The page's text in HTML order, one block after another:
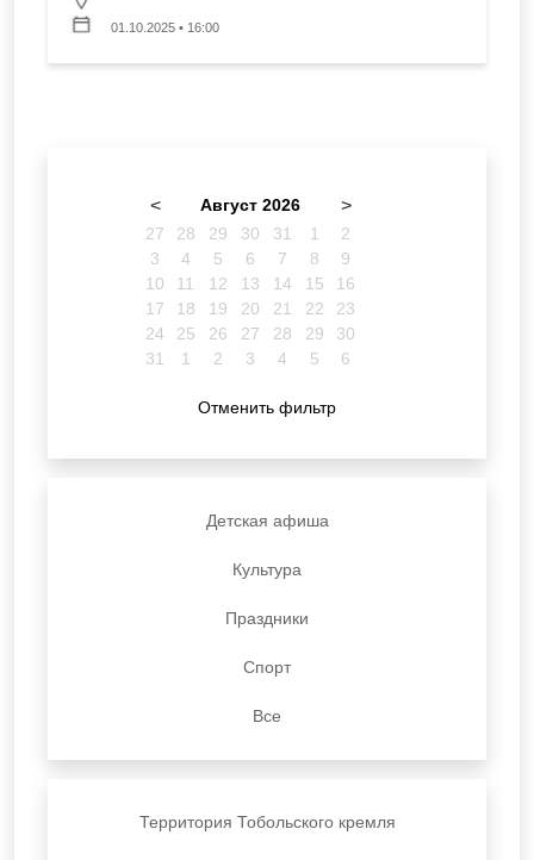
01.10.2025 • 16:00
< Август 2026 >
27 28 29 30 31 1
2
3
4 5 6 7 8
9
10
11 12 13 14 15
16
17
18 19 20 21 22
23
24
25 26 27 28 29
30
31
1 2 3 4 5 6
Отменить фильтр
Детская афиша
Культура
Праздники
Спорт
Все
Территория Тобольского кремля